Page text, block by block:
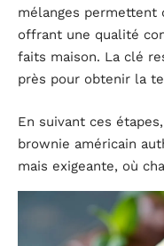
mélanges permettent
offrant une qualité
faits maison. La clé
près pour obtenir la
En suivant ces
brownie américain
mais exigeante, où